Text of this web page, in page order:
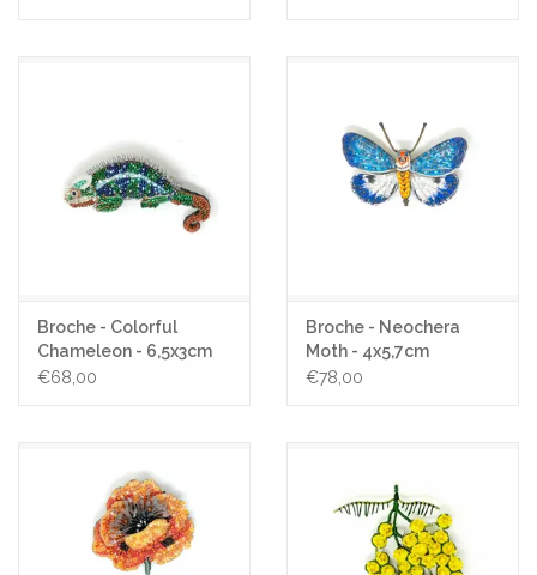
Broche - Colorful
Chameleon - 6,5x3cm
€68,00
Broche - Neochera
Moth - 4x5,7cm
€78,00